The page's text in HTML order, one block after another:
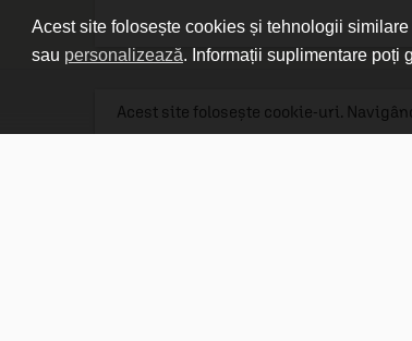
Acest site folosește cookies și tehnologii
sau personalizează. Informații suplimentare poți
Linkuri utile
Acest site folosește cookie-uri.